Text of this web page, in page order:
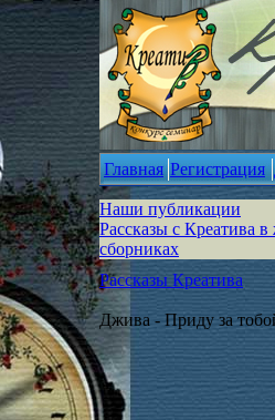
Главная Регистрация
Наши публикации
Рассказы с Креатива
сборниках
Рассказы Креатива
Джива - Приду за